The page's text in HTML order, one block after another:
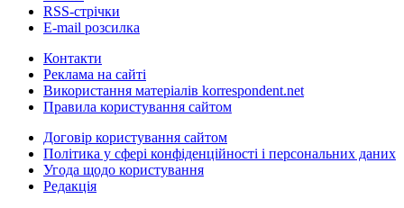
RSS-стрічки
E-mail розсилка
Контакти
Реклама на сайті
Використання матеріалів korrespondent.net
Правила користування сайтом
Договір користування сайтом
Політика у сфері конфіденційності і персональних даних
Угода щодо користування
Редакція